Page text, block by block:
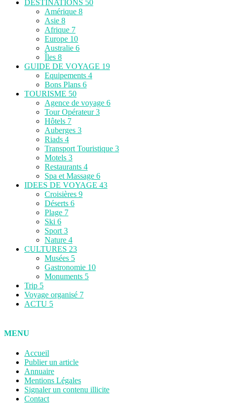
DESTINATIONS 50
Amérique 8
Asie 8
Afrique 7
Europe 10
Australie 6
Îles 8
GUIDE DE VOYAGE 19
Equipements 4
Bons Plans 6
TOURISME 50
Agence de voyage 6
Tour Opérateur3
Hôtels 7
Auberges 3
Riads 4
Transport Touristique 3
Motels 3
Restaurants 4
Spa et Massage 6
IDEES DE VOYAGE 43
Croisières 9
Déserts 6
Plage 7
Ski 6
Sport 3
Nature 4
CULTURES 23
Musées 5
Gastronomie 10
Monuments 5
Trip 5
Voyage organisé 7
ACTU 5
MENU
Accueil
Publier un article
Annuaire
Mentions Légales
Signaler un contenu illicite
Contact